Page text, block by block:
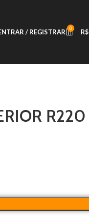
/ REGISTRAR 0 R$
R220